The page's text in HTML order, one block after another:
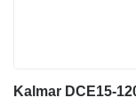
Kalmar DCE15-